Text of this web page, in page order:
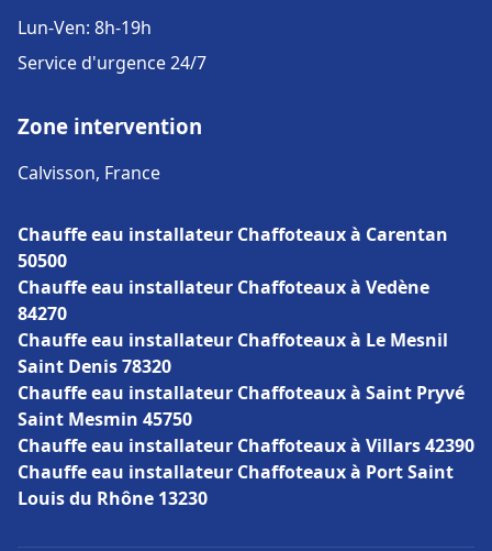
Lun-Ven: 8h-19h
Service d'urgence 24/7
Zone intervention
Calvisson, France
Chauffe eau installateur Chaffoteaux à Carentan
50500
Chauffe eau installateur Chaffoteaux à Vedène
84270
Chauffe eau installateur Chaffoteaux à Le Mesnil
Saint Denis 78320
Chauffe eau installateur Chaffoteaux à Saint Pryvé
Saint Mesmin 45750
Chauffe eau installateur Chaffoteaux à Villars 42390
Chauffe eau installateur Chaffoteaux à Port Saint
Louis du Rhône 13230